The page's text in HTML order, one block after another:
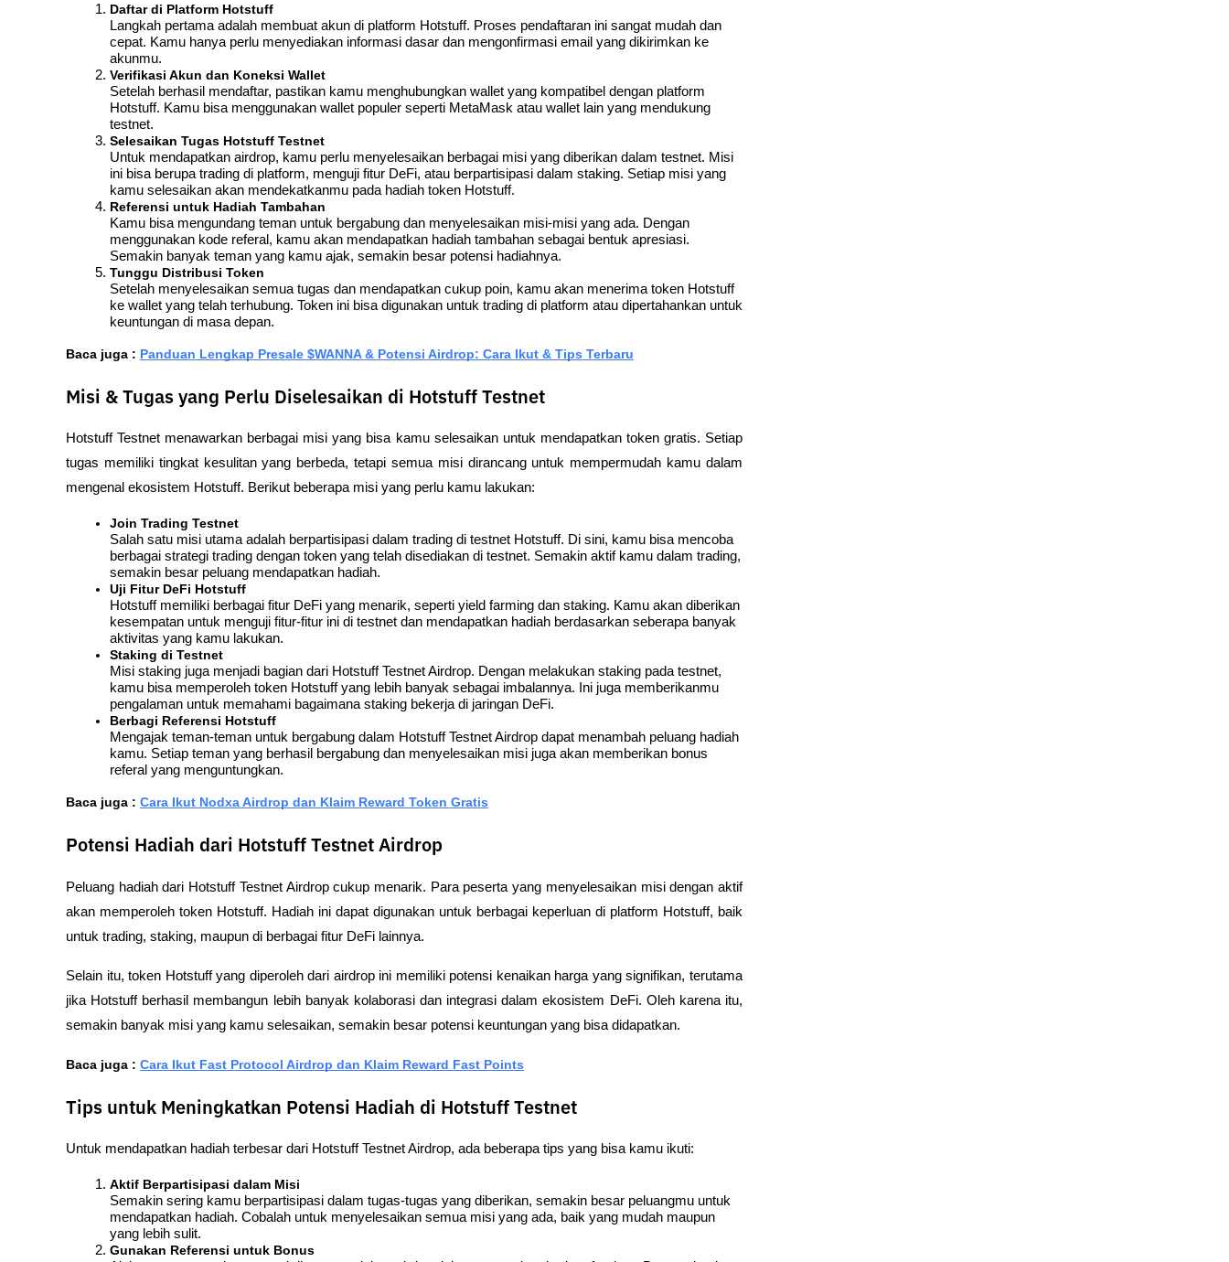
Daftar di Platform Hotstuff
Langkah pertama adalah membuat akun di platform Hotstuff. Proses pendaftaran ini sangat mudah dan
cepat. Kamu hanya perlu menyediakan informasi dasar dan mengonfirmasi email yang dikirimkan ke
akunmu.
Verifikasi Akun dan Koneksi Wallet
Setelah berhasil mendaftar, pastikan kamu menghubungkan wallet yang kompatibel dengan platform
Hotstuff. Kamu bisa menggunakan wallet populer seperti MetaMask atau wallet lain yang mendukung
testnet.
Selesaikan Tugas Hotstuff Testnet
Untuk mendapatkan airdrop, kamu perlu menyelesaikan berbagai misi yang diberikan dalam testnet. Misi
ini bisa berupa trading di platform, menguji fitur DeFi, atau berpartisipasi dalam staking. Setiap misi yang
kamu selesaikan akan mendekatkanmu pada hadiah token Hotstuff.
Referensi untuk Hadiah Tambahan
Kamu bisa mengundang teman untuk bergabung dan menyelesaikan misi-misi yang ada. Dengan
menggunakan kode referal, kamu akan mendapatkan hadiah tambahan sebagai bentuk apresiasi.
Semakin banyak teman yang kamu ajak, semakin besar potensi hadiahnya.
Tunggu Distribusi Token
Setelah menyelesaikan semua tugas dan mendapatkan cukup poin, kamu akan menerima token Hotstuff
ke wallet yang telah terhubung. Token ini bisa digunakan untuk trading di platform atau dipertahankan untuk
keuntungan di masa depan.
Baca juga : Panduan Lengkap Presale $WANNA & Potensi Airdrop: Cara Ikut & Tips Terbaru
Misi & Tugas yang Perlu Diselesaikan di Hotstuff Testnet
Hotstuff Testnet menawarkan berbagai misi yang bisa kamu selesaikan untuk mendapatkan token gratis. Setiap
tugas memiliki tingkat kesulitan yang berbeda, tetapi semua misi dirancang untuk mempermudah kamu dalam
mengenal ekosistem Hotstuff. Berikut beberapa misi yang perlu kamu lakukan:
Join Trading Testnet
Salah satu misi utama adalah berpartisipasi dalam trading di testnet Hotstuff. Di sini, kamu bisa mencoba
berbagai strategi trading dengan token yang telah disediakan di testnet. Semakin aktif kamu dalam trading,
semakin besar peluang mendapatkan hadiah.
Uji Fitur DeFi Hotstuff
Hotstuff memiliki berbagai fitur DeFi yang menarik, seperti yield farming dan staking. Kamu akan diberikan
kesempatan untuk menguji fitur-fitur ini di testnet dan mendapatkan hadiah berdasarkan seberapa banyak
aktivitas yang kamu lakukan.
Staking di Testnet
Misi staking juga menjadi bagian dari Hotstuff Testnet Airdrop. Dengan melakukan staking pada testnet,
kamu bisa memperoleh token Hotstuff yang lebih banyak sebagai imbalannya. Ini juga memberikanmu
pengalaman untuk memahami bagaimana staking bekerja di jaringan DeFi.
Berbagi Referensi Hotstuff
Mengajak teman-teman untuk bergabung dalam Hotstuff Testnet Airdrop dapat menambah peluang hadiah
kamu. Setiap teman yang berhasil bergabung dan menyelesaikan misi juga akan memberikan bonus
referal yang menguntungkan.
Baca juga : Cara Ikut Nodxa Airdrop dan Klaim Reward Token Gratis
Potensi Hadiah dari Hotstuff Testnet Airdrop
Peluang hadiah dari Hotstuff Testnet Airdrop cukup menarik. Para peserta yang menyelesaikan misi dengan aktif
akan memperoleh token Hotstuff. Hadiah ini dapat digunakan untuk berbagai keperluan di platform Hotstuff, baik
untuk trading, staking, maupun di berbagai fitur DeFi lainnya.
Selain itu, token Hotstuff yang diperoleh dari airdrop ini memiliki potensi kenaikan harga yang signifikan, terutama
jika Hotstuff berhasil membangun lebih banyak kolaborasi dan integrasi dalam ekosistem DeFi. Oleh karena itu,
semakin banyak misi yang kamu selesaikan, semakin besar potensi keuntungan yang bisa didapatkan.
Baca juga : Cara Ikut Fast Protocol Airdrop dan Klaim Reward Fast Points
Tips untuk Meningkatkan Potensi Hadiah di Hotstuff Testnet
Untuk mendapatkan hadiah terbesar dari Hotstuff Testnet Airdrop, ada beberapa tips yang bisa kamu ikuti:
Aktif Berpartisipasi dalam Misi
Semakin sering kamu berpartisipasi dalam tugas-tugas yang diberikan, semakin besar peluangmu untuk
mendapatkan hadiah. Cobalah untuk menyelesaikan semua misi yang ada, baik yang mudah maupun
yang lebih sulit.
Gunakan Referensi untuk Bonus